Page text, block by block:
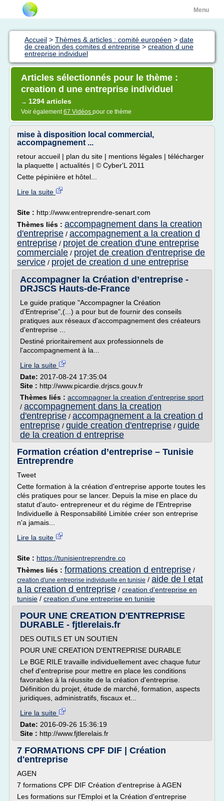
Menu
Accueil > Thèmes & articles : comité européen > date
de creation des comites d entreprise > creation d une
entreprise individuel
Articles sélectionnés pour le thème :
creation d une entreprise individuel
→ 1294 articles
Voir également67 Vidéos pour ce thème
mise à disposition local commercial,
accompagnement ...
retour accueil | plan du site | mentions légales | télécharger
la plaquette | actualités | © Cyber'L 2011
Cette pépinière et hôtel...
Lire la suite
Site : http://www.entreprendre-senart.com
Thèmes liés : accompagnement dans la creation
d'entreprise / accompagnement a la creation d
entreprise / projet de creation d'une entreprise
commerciale / projet de creation d'entreprise de
service / projet de creation d une entreprise
Accompagner la Création d’entreprise -
DRJSCS Hauts-de-France
Le guide pratique "Accompagner la Création
d'Entreprise",(...) a pour but de fournir des conseils
pratiques aux réseaux d'accompagnement des créateurs
d'entreprise ...
Destiné prioritairement aux professionnels de
l'accompagnement à la...
Lire la suite
Date: 2017-08-24 17:35:04
Site : http://www.picardie.drjscs.gouv.fr
Thèmes liés : accompagner la creation d'entreprise sport
/ accompagnement dans la creation
d'entreprise / accompagnement a la creation d
entreprise / guide creation d'entreprise / guide
de la creation d entreprise
Formation création d’entreprise – Tunisie
Entreprendre
Tweet
Cette formation à la création d'entreprise apporte toutes les
clés pratiques pour se lancer. Depuis la mise en place du
statut d'auto- entrepreneur et du régime de l'Entreprise
Individuelle à Responsabilité Limitée créer son entreprise
n'a jamais...
Lire la suite
Site : https://tunisientreprendre.co
Thèmes liés : formations creation d entreprise /
creation d'une entreprise individuelle en tunisie / aide de l etat
a la creation d entreprise / creation d'entreprise en
tunisie / creation d'une entreprise en tunisie
POUR UNE CREATION D'ENTREPRISE
DURABLE - fjtlerelais.fr
DES OUTILS ET UN SOUTIEN
POUR UNE CREATION D'ENTREPRISE DURABLE
Le BGE RILE travaille individuellement avec chaque futur
chef d'entreprise pour mettre en place les conditions
favorables à la réussite de la création d'entreprise.
Définition du projet, étude de marché, formation, aspects
juridiques, administratifs, fiscaux et...
Lire la suite
Date: 2016-09-26 15:36:19
Site : http://www.fjtlerelais.fr
7 FORMATIONS CPF DIF | Création
d'entreprise
AGEN
7 formations CPF DIF Création d'entreprise à AGEN
Les formations sur l'Emploi et la Création d'entreprise